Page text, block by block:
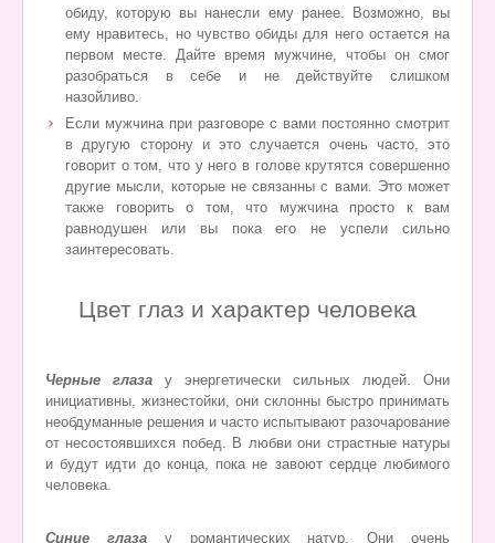
обиду, которую вы нанесли ему ранее. Возможно, вы
ему нравитесь, но чувство обиды для него остается на
первом месте. Дайте время мужчине, чтобы он смог
разобраться в себе и не действуйте слишком
назойливо.
Если мужчина при разговоре с вами постоянно смотрит
в другую сторону и это случается очень часто, это
говорит о том, что у него в голове крутятся совершенно
другие мысли, которые не связанны с вами. Это может
также говорить о том, что мужчина просто к вам
равнодушен или вы пока его не успели сильно
заинтересовать.
Цвет глаз и характер человека
Черные глаза у энергетически сильных людей. Они
инициативны, жизнестойки, они склонны быстро принимать
необдуманные решения и часто испытывают разочарование
от несостоявшихся побед. В любви они страстные натуры
и будут идти до конца, пока не завоют сердце любимого
человека.
Синие глазау романтических натур. Они очень